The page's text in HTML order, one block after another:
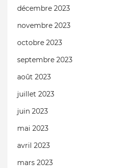
décembre 2023
novembre 2023
octobre 2023
septembre 2023
août 2023
juillet 2023
juin 2023
mai 2023
avril 2023
mars 2023